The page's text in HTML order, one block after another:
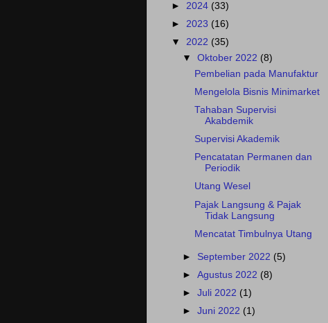
► 2024 (33)
► 2023 (16)
▼ 2022 (35)
▼Oktober 2022 (8)
Pembelian pada Manufaktur
Mengelola Bisnis Minimarket
Tahaban Supervisi
Akabdemik
Supervisi Akademik
Pencatatan Permanen dan
Periodik
Utang Wesel
Pajak Langsung & Pajak
Tidak Langsung
Mencatat Timbulnya Utang
► September 2022 (5)
►Agustus 2022 (8)
►Juli 2022 (1)
►Juni 2022 (1)